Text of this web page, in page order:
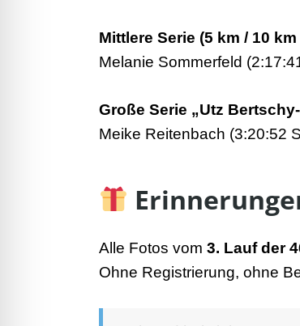
Mittlere Serie (5 km / 10 km
Melanie Sommerfeld
Große Serie „Utz
Meike Reitenbach (3:20:52
Alle Fotos vom 3. Lauf der
Ohne Registrierung, ohne